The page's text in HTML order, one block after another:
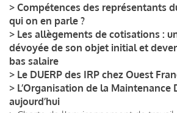
> Compétences des représentants
qui on en parle ?
> Les allègements de cotisations :
dévoyée de son objet initial et
bas salaire
> Le DUERP des IRP chez Ouest
> L’Organisation de la Maintenance
aujourd’hui